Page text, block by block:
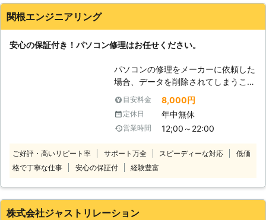
不調のときはメーカーのサポートに電
話する方もいらっしゃいますが、電話
人もいますよね。そのようなときこそ
当店までご連絡ください。当社は平日
だけでなく土日祝日も営業しておりま
す。ご連絡頂ければすぐに訪問しパソ
コン修理に伺いますので安心してご利
用くださいませ。
関根エンジニアリング
安心の保証付き！パソコン修理はお任せください。
パソコンの修理をメーカーに依頼した
場合、データを削除されてしまうこと
がほとんどです。 また、保証期間が
過ぎているPCに至っては、部品がな
いこともあります。 しかし、ちょっ
とした故障程度ならまだまだ使い続け
パソコンの修理やデータ復旧を3,000
件近くこなしている実績豊富な修理業
目安料金 8,000円
定休日 年中無休
営業時間 12;00～22:00
ご好評・高いリピート率 サポート万全 スピーディーな対応
低価
格で丁寧な仕事
安心の保証付 経験豊富
株式会社ジャストリレーション